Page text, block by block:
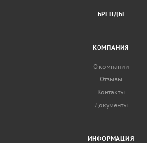
БРЕНДЫ
КОМПАНИЯ
О компании
Отзывы
Контакты
Документы
ИНФОРМАЦИЯ